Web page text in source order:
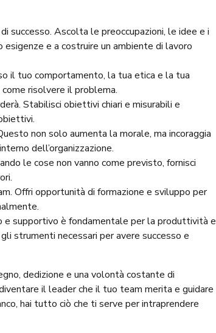
successo. Ascolta le preoccupazioni, le idee e i
e a costruire un ambiente di lavoro
il tuo comportamento, la tua etica e la tua
come risolvere il problema.
Stabilisci obiettivi chiari e misurabili e
non solo aumenta la morale, ma incoraggia
dell’organizzazione.
le cose non vanno come previsto, fornisci
Offri opportunità di formazione e sviluppo per
e supportivo è fondamentale per la produttività e
strumenti necessari per avere successo e
dedizione e una volontà costante di
il leader che il tuo team merita e guidare
hai tutto ciò che ti serve per intraprendere